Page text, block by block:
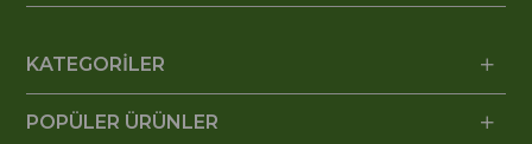
KATEGORİLER
POPÜLER ÜRÜNLER